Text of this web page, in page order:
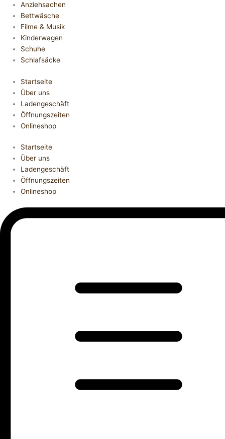
Anziehsachen
Bettwäsche
Filme & Musik
Kinderwagen
Schuhe
Schlafsäcke
Startseite
Über uns
Ladengeschäft
Öffnungszeiten
Onlineshop
Startseite
Über uns
Ladengeschäft
Öffnungszeiten
Onlineshop